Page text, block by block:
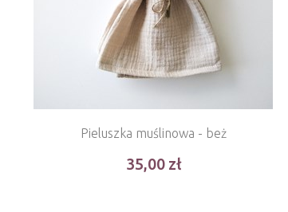
Pieluszka muślinowa - beż
35,00